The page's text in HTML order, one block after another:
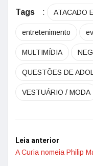
Tags : ATACADO
entretenimento
MULTIMÍDIA
QUESTÕES DE
VESTUÁRIO / MODA
Leia anterior
A Curia nomeia Philip